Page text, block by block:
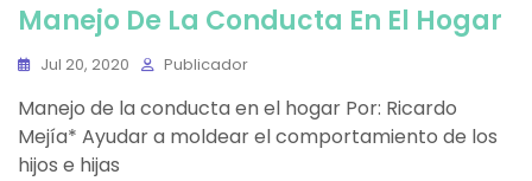
Manejo De La Conducta En El Hogar
Jul 20, 2020 Publicador
Manejo de la conducta en el hogar Por: Ricardo
Mejía* Ayudar a moldear el comportamiento de los
hijos e hijas